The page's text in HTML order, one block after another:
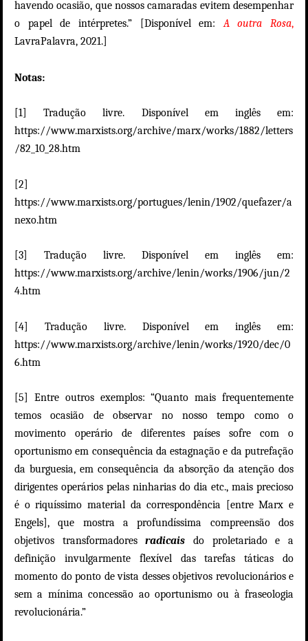
havendo ocasião, que nossos camaradas evitem desempenhar
o papel de intérpretes.”
[Disponível em:A outra Rosa,
LavraPalavra, 2021.]
Notas:
[1]Tradução livre. Disponível em inglês em:
https://www.marxists.org/archive/marx/works/1882/letters
/82_10_28.htm
[2]
https://www.marxists.org/portugues/lenin/1902/quefazer/a
nexo.htm
[3] Tradução livre. Disponível em inglês em:
https://www.marxists.org/archive/lenin/works/1906/jun/2
4.htm
[4] Tradução livre. Disponível em inglês em:
https://www.marxists.org/archive/lenin/works/1920/dec/0
6.htm
[5] Entre outros exemplos: “Quanto mais frequentemente
temos ocasião de observar no nosso tempo como o
movimento operário de diferentes países sofre com o
oportunismo em consequência da estagnação e da putrefação
da burguesia, em consequência da absorção da atenção dos
dirigentes operários pelas ninharias do dia etc., mais precioso
é o riquíssimo material da correspondência [entre Marx e
Engels], que mostra a profundíssima compreensão dos
objetivos transformadoresradicais
do proletariado e a
definição invulgarmente flexível das tarefas táticas do
momento do ponto de vista desses objetivos revolucionários e
sem a mínima concessão ao oportunismo ou à fraseologia
revolucionária.”